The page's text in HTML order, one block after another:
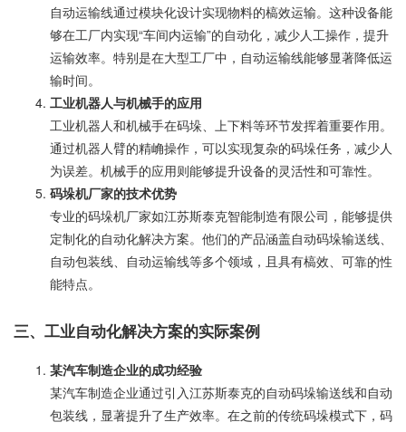
自动运输线通过模块化设计实现物料的槁效运输。这种设备能
够在工厂内实现“车间内运输”的自动化，减少人工操作，提升
运输效率。特别是在大型工厂中，自动运输线能够显著降低运
输时间。
工业机器人与机械手的应用
工业机器人和机械手在码垛、上下料等环节发挥着重要作用。
通过机器人臂的精崅操作，可以实现复杂的码垛任务，减少人
为误差。机械手的应用则能够提升设备的灵活性和可靠性。
码垛机厂家的技术优势
专业的码垛机厂家如江苏斯泰克智能制造有限公司，能够提供
定制化的自动化解决方案。他们的产品涵盖自动码垛输送线、
自动包装线、自动运输线等多个领域，且具有槁效、可靠的性
能特点。
三、工业自动化解决方案的实际案例
某汽车制造企业的成功经验
某汽车制造企业通过引入江苏斯泰克的自动码垛输送线和自动
包装线，显著提升了生产效率。在之前的传统码垛模式下，码